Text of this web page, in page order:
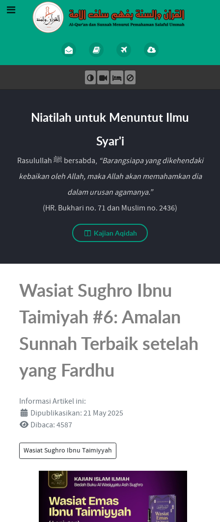
Niatilah untuk Menuntut Ilmu
Syar'i
Rasulullah ﷺ bersabda, “Barangsiapa yang dikehendaki
kebaikan oleh Allah, maka Allah akan memahamkan dia
dalam urusan agamanya.”
(HR. Bukhari no. 71 dan Muslim no. 2436)
Kajian Aqidah
Wasiat Sughro Ibnu
Taimiyah #6: Amalan
Sunnah Terbaik setelah
yang Fardhu
Informasi Artikel ini:
Dipublikasikan: 21 May 2025
Dibaca: 4587
Wasiat Sughro Ibnu Taimiyyah